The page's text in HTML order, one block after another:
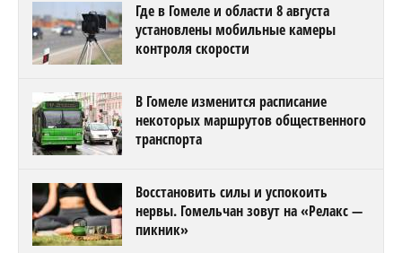
Где в Гомеле и области 8 августа
установлены мобильные камеры
контроля скорости
В Гомеле изменится расписание
некоторых маршрутов общественного
транспорта
Восстановить силы и успокоить
нервы. Гомельчан зовут на «Релакс —
пикник»